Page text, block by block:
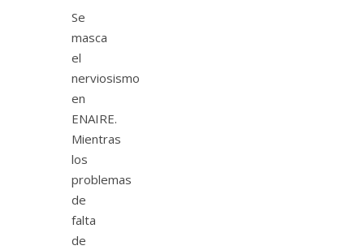
Se
masca
el
nerviosismo
en
ENAIRE.
Mientras
los
problemas
de
falta
de